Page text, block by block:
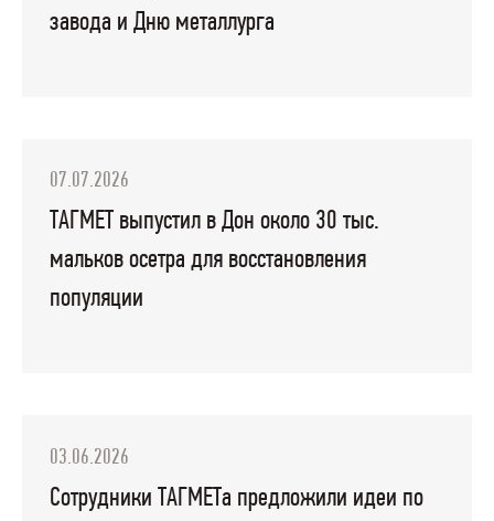
завода и Дню металлурга
07.07.2026
ТАГМЕТ выпустил в Дон около 30 тыс.
мальков осетра для восстановления
популяции
03.06.2026
Сотрудники ТАГМЕТа предложили идеи по